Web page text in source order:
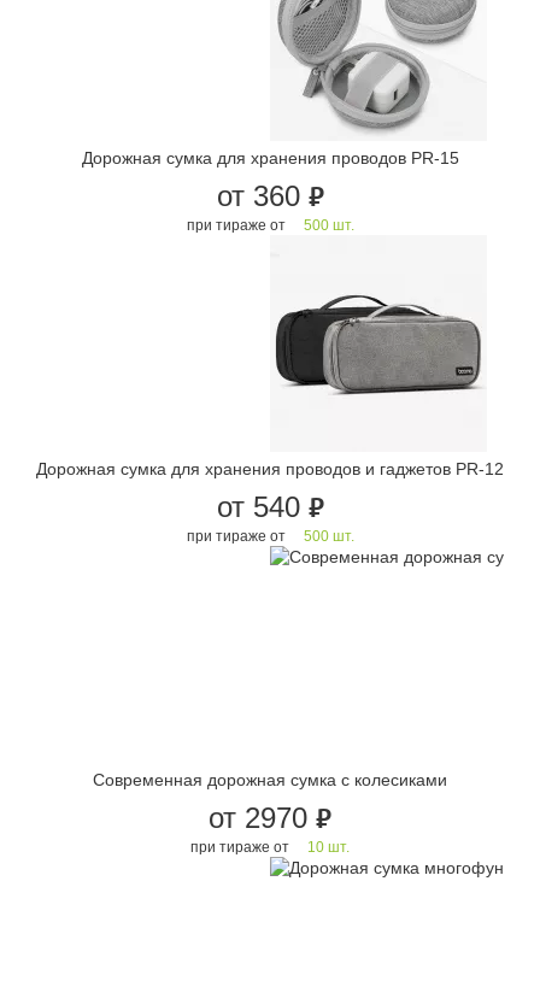
Дорожная сумка для хранения проводов PR-15
от 360 руб.
при тираже от 500 шт.
Дорожная сумка для хранения проводов и гаджетов PR-12
от 540 руб.
при тираже от 500 шт.
Современная дорожная сумка с колесиками
от 2970 руб.
при тираже от 10 шт.